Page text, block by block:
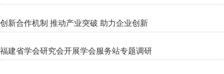
创新合作机制 推动产业突破 助力企业创新
福建省学会研究会开展学会服务站专题调研